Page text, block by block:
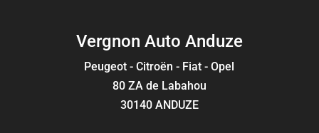
Vergnon Auto Anduze
Peugeot - Citroën - Fiat - Opel
80 ZA de Labahou
30140 ANDUZE